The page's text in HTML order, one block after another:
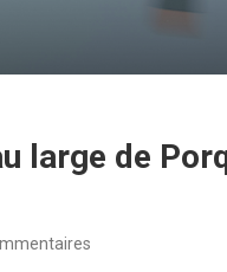
large de